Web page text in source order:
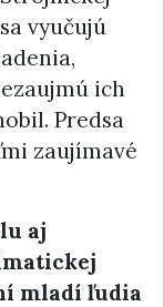
vyučujú
ich
Predsa
zaujímavé
aj
mladí ľudia